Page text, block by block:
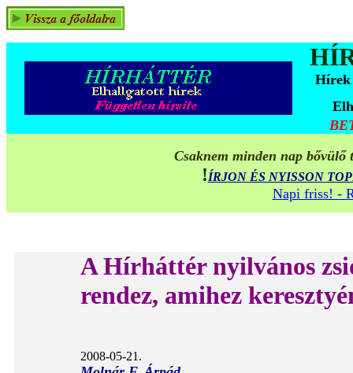
Hírek
Csaknem minden nap
!ÍRJON ÉS NYISSON
Napi friss! -
A Hírháttér nyilvános
rendez, amihez
2008-05-21.